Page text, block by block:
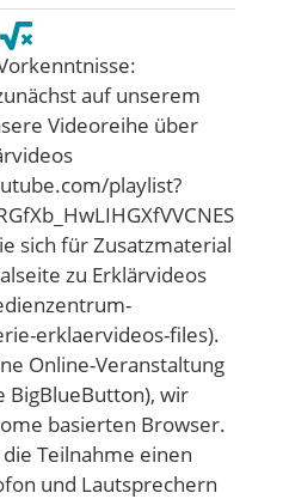
auf unserem
Videoreihe über
playlist?
sich für Zusatzmaterial
zu Erklärvideos
erklaervideos-files).
Online-Veranstaltung
BigBlueButton), wir
basierten Browser.
Teilnahme einen
und Lautsprechern